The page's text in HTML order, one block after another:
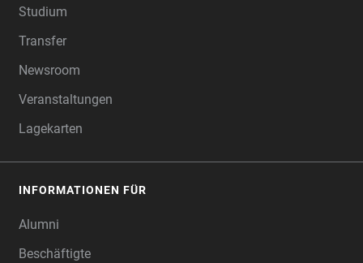
Studium
Transfer
Newsroom
Veranstaltungen
Lagekarten
INFORMATIONEN FÜR
Alumni
Beschäftigte